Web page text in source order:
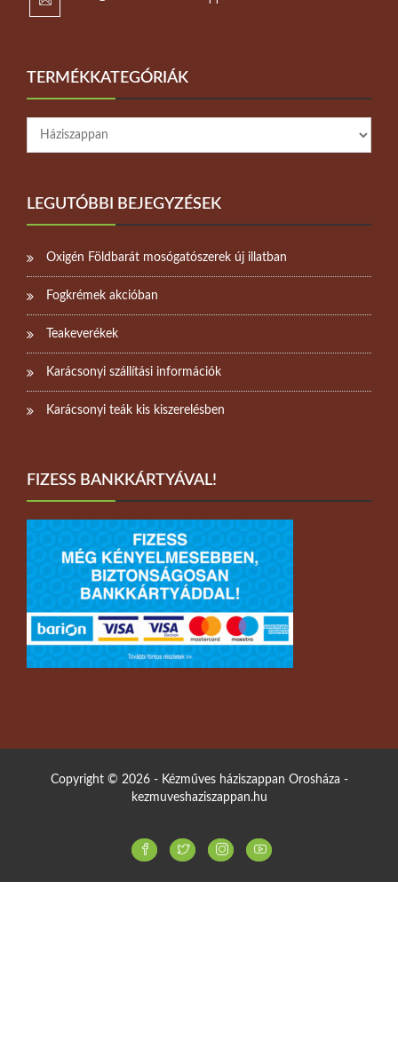
TERMÉKKATEGÓRIÁK
LEGUTÓBBI BEJEGYZÉSEK
Oxigén Földbarát mosógatószerek új illatban
Fogkrémek akcióban
Teakeverékek
Karácsonyi szállítási információk
Karácsonyi teák kis kiszerelésben
FIZESS BANKKÁRTYÁVAL!
Copyright © 2026 - Kézműves háziszappan Orosháza -
kezmuveshaziszappan.hu